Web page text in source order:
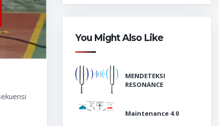
You Might Also Like
MENDETEKSI
RESONANCE
Maintenance 4.0